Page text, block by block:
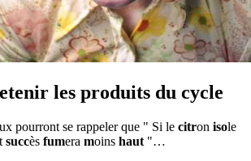
les produits du cycle
pourront se rappeler que " Si le citron isole
succès fumera moins haut "…